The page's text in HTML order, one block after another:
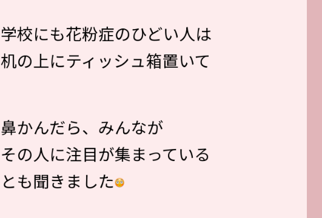
学校にも花粉症のひどい人は
机の上にティッシュ箱置いて
鼻かんだら、みんなが
その人に注目が集まっている
とも聞きました